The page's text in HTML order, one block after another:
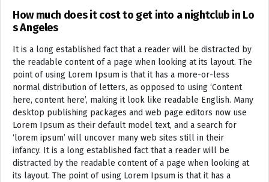
How much does it cost to get into a nightclub in Lo
s Angeles
It is a long established fact that a reader will be distracted by
the readable content of a page when looking at its layout. The
point of using Lorem Ipsum is that it has a more-or-less
normal distribution of letters, as opposed to using ‘Content
here, content here’, making it look like readable English. Many
desktop publishing packages and web page editors now use
Lorem Ipsum as their default model text, and a search for
‘lorem ipsum’ will uncover many web sites still in their
infancy. It is a long established fact that a reader will be
distracted by the readable content of a page when looking at
its layout. The point of using Lorem Ipsum is that it has a